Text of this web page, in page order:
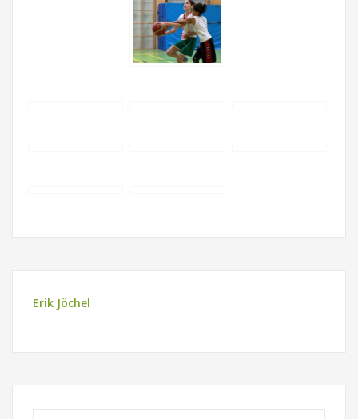
Erik Jöchel